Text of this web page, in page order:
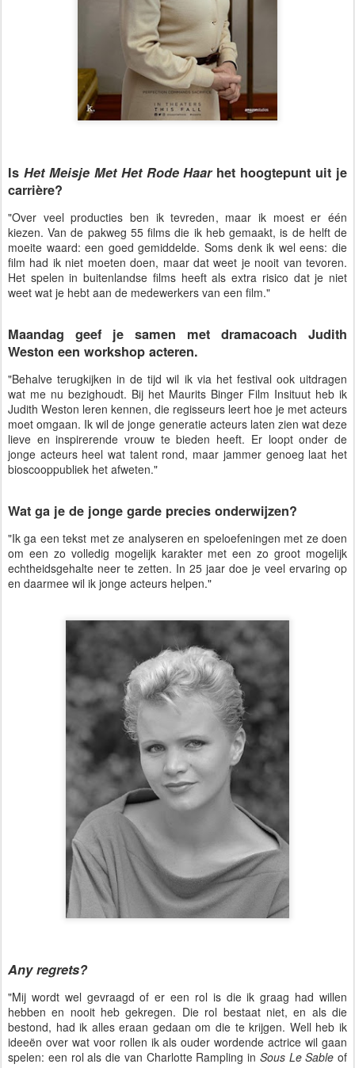
Is Het Meisje Met Het Rode Haar het hoogtepunt uit je
carrière?
"Over veel producties ben ik tevreden, maar ik moest er één
kiezen. Van de pakweg 55 films die ik heb gemaakt, is de helft de
moeite waard: een goed gemiddelde. Soms denk ik wel eens: die
film had ik niet moeten doen, maar dat weet je nooit van tevoren.
Het spelen in buitenlandse films heeft als extra risico dat je niet
weet wat je hebt aan de medewerkers van een film."
Maandag geef je samen met dramacoach Judith
Weston een workshop acteren.
"Behalve terugkijken in de tijd wil ik via het festival ook uitdragen
wat me nu bezighoudt. Bij het Maurits Binger Film Insituut heb ik
Judith Weston leren kennen, die regisseurs leert hoe je met acteurs
moet omgaan. Ik wil de jonge generatie acteurs laten zien wat deze
lieve en inspirerende vrouw te bieden heeft. Er loopt onder de
jonge acteurs heel wat talent rond, maar jammer genoeg laat het
bioscooppubliek het afweten."
Wat ga je de jonge garde precies onderwijzen?
"Ik ga een tekst met ze analyseren en speloefeningen met ze doen
om een zo volledig mogelijk karakter met een zo groot mogelijk
echtheidsgehalte neer te zetten. In 25 jaar doe je veel ervaring op
en daarmee wil ik jonge acteurs helpen."
Any regrets?
"Mij wordt wel gevraagd of er een rol is die ik graag had willen
hebben en nooit heb gekregen. Die rol bestaat niet, en als die
bestond, had ik alles eraan gedaan om die te krijgen. Well heb ik
ideeën over wat voor rollen ik als ouder wordende actrice wil gaan
spelen: een rol als die van Charlotte Rampling in Sous Le Sable of